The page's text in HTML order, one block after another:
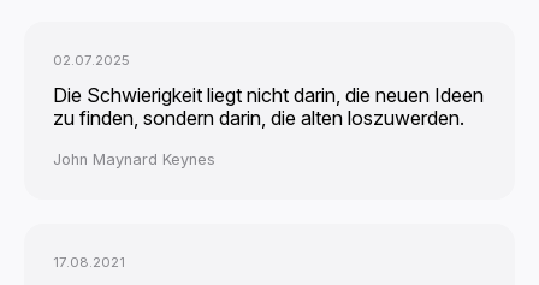
02.07.2025
Die Schwierigkeit liegt nicht darin, die neuen Ideen
zu finden, sondern darin, die alten loszuwerden.
John Maynard Keynes
17.08.2021